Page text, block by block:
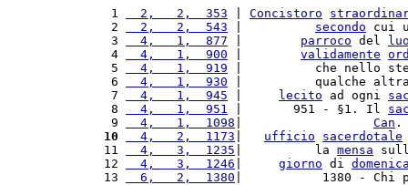
1
  2,   2,  353
Concistoro
2
  2,   2,  543
secondo cui
3
  4,   1,  877
parroco del
4
  4,   1,  900
validamente
5
  4,   1,  919
|          che nello
6
  4,   1,  930
|          qualche
7
  4,   1,  945
lecito ad ogni
8
  4,   1,  951
|       951 - §1. Il
9
  4,   1,  1098
Can
10
  4,   2,  1173
ufficio sacerdotale
11
  4,   3,  1235
|          la mensa
12
  4,   3,  1246
giorno di
13
  6,   2,  1380
|           1380 - Chi